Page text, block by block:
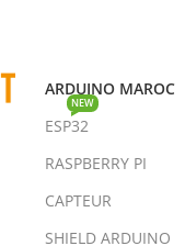
ARDUINO MAROC
ESP32
NEW
RASPBERRY PI
CAPTEUR
SHIELD ARDUINO